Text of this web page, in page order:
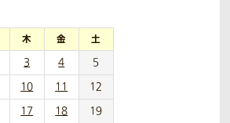
木 金
土
3 4
5
10 11
12
17 18
19